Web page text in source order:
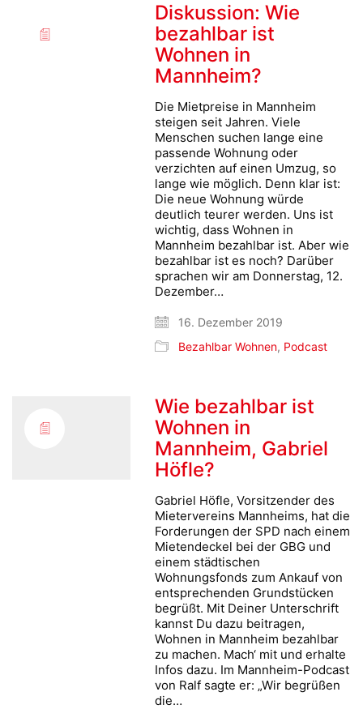
Diskussion: Wie
bezahlbar ist
Wohnen in
Mannheim?
Die Mietpreise in Mannheim
steigen seit Jahren. Viele
Menschen suchen lange eine
passende Wohnung oder
verzichten auf einen Umzug, so
lange wie möglich. Denn klar ist:
Die neue Wohnung würde
deutlich teurer werden. Uns ist
wichtig, dass Wohnen in
Mannheim bezahlbar ist. Aber wie
bezahlbar ist es noch? Darüber
sprachen wir am Donnerstag, 12.
Dezember…
16. Dezember 2019
Bezahlbar Wohnen, Podcast
Wie bezahlbar ist
Wohnen in
Mannheim, Gabriel
Höfle?
Gabriel Höfle, Vorsitzender des
Mietervereins Mannheims, hat die
Forderungen der SPD nach einem
Mietendeckel bei der GBG und
einem städtischen
Wohnungsfonds zum Ankauf von
entsprechenden Grundstücken
begrüßt. Mit Deiner Unterschrift
kannst Du dazu beitragen,
Wohnen in Mannheim bezahlbar
zu machen. Mach‘ mit und erhalte
Infos dazu. Im Mannheim-Podcast
von Ralf sagte er: „Wir begrüßen
die…